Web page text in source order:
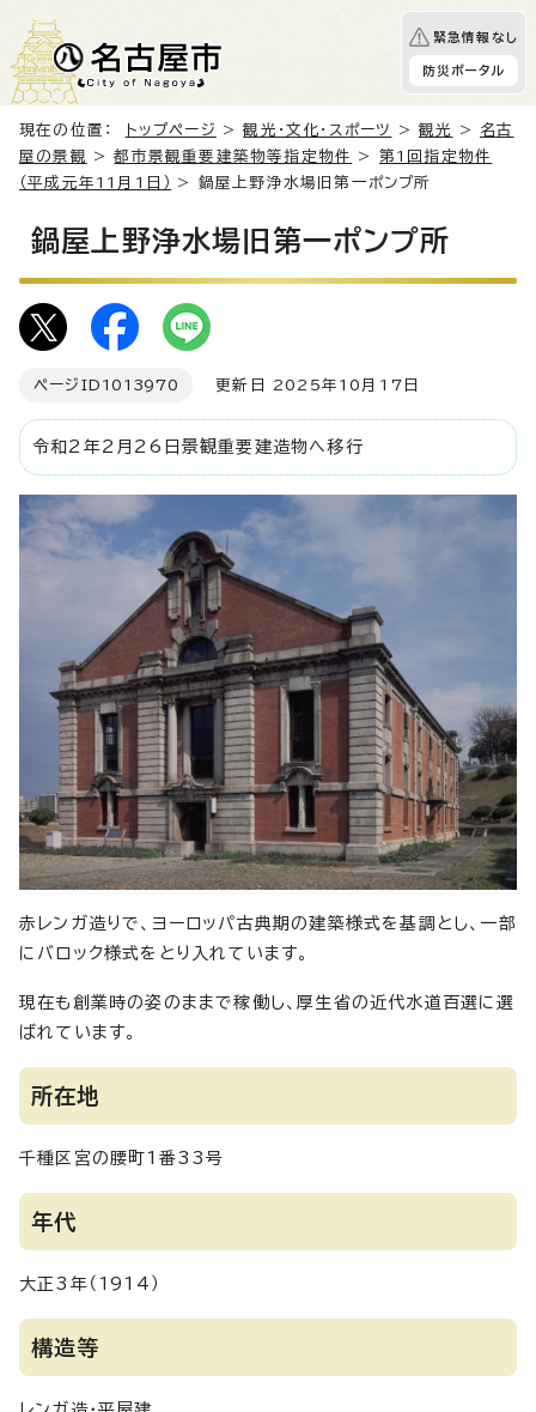
緊急情報なし
防災ポータル
現在の位置： トップページ >観光・文化・スポーツ >観光 > 名古
屋の景観
>都市景観重要建築物等指定物件 > 第1回指定物件
（平成元年11月1日）
> 鍋屋上野浄水場旧第一ポンプ所
鍋屋上野浄水場旧第一ポンプ所
ページID 1013970 更新日 2025年10月17日
令和2年2月26日景観重要建造物へ移行
赤レンガ造りで、ヨーロッパ古典期の建築様式を基調とし、一部
にバロック様式をとり入れています。
現在も創業時の姿のままで稼働し、厚生省の近代水道百選に選
ばれています。
所在地
千種区宮の腰町1番33号
年代
大正3年（1914）
構造等